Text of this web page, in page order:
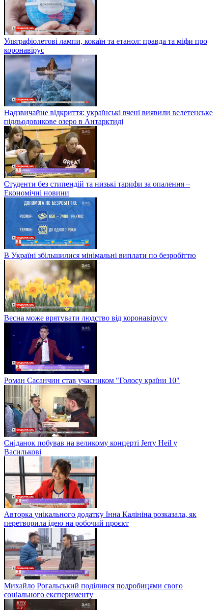
Ультрафіолетові лампи, кокаїн та етанол: правда та міфи про
коронавірус
Надзвичайне відкриття: українські вчені виявили велетенське
підльодовикове озеро в Антарктиді
Студенти без стипендій та низькі тарифи за опалення –
Економічні новини
В Україні збільшилися мінімальні виплати по безробіттю
Весна може врятувати людство від коронавірусу
Роман Сасанчин став учасником "Голосу країни 10"
Сніданок побував на великому концерті Jerry Heil у
Василькові
Авторка унікального додатку Інна Калініна розказала, як
перетворила ідею на робочий проєкт
Михайло Рогальський поділився подробицями свого
соціального експерименту